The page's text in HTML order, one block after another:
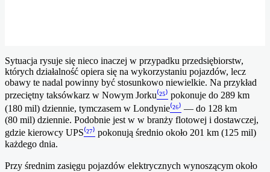
Sytuacja rysuje się nieco inaczej w przypadku przedsiębiorstw,
których działalność opiera się na wykorzystaniu pojazdów, lecz
obawy te nadal powinny być stosunkowo niewielkie. Na przykład
przeciętny taksówkarz w Nowym Jorku⁽²⁵⁾ pokonuje do 289 km
(180 mil) dziennie, tymczasem w Londynie⁽²⁶⁾ — do 128 km
(80 mil) dziennie. Podobnie jest w w branży flotowej i dostawczej,
gdzie kierowcy UPS⁽²⁷⁾ pokonują średnio około 201 km (125 mil)
każdego dnia.
Przy średnim zasięgu pojazdów elektrycznych wynoszącym około